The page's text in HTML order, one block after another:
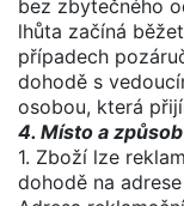
bez zbytečného
lhůta začíná
případech
dohodě s
osobou, která
4. Místo a
1. Zboží lze
dohodě na